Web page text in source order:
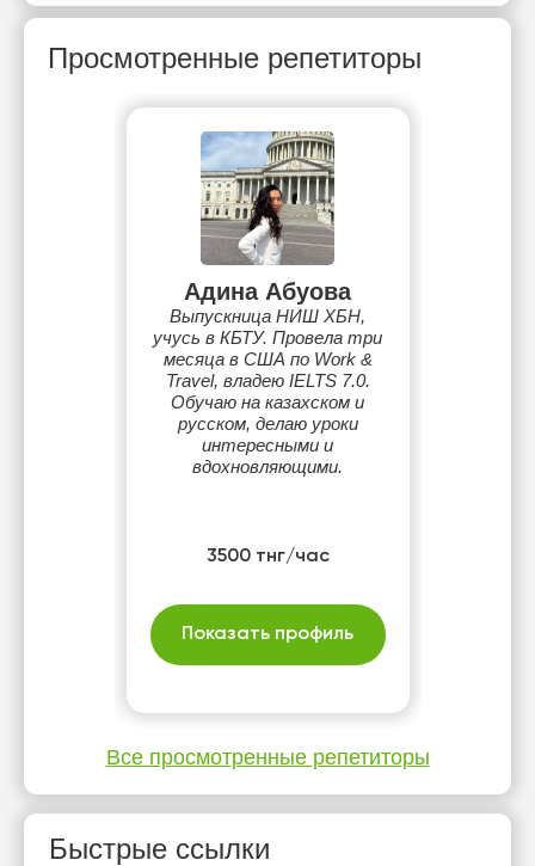
Просмотренные репетиторы
Адина Абуова
Выпускница НИШ ХБН,
учусь в КБТУ. Провела три
месяца в США по Work &
Travel, владею IELTS 7.0.
Обучаю на казахском и
русском, делаю уроки
интересными и
вдохновляющими.
3500 тнг/час
Показать профиль
Все просмотренные репетиторы
Быстрые ссылки